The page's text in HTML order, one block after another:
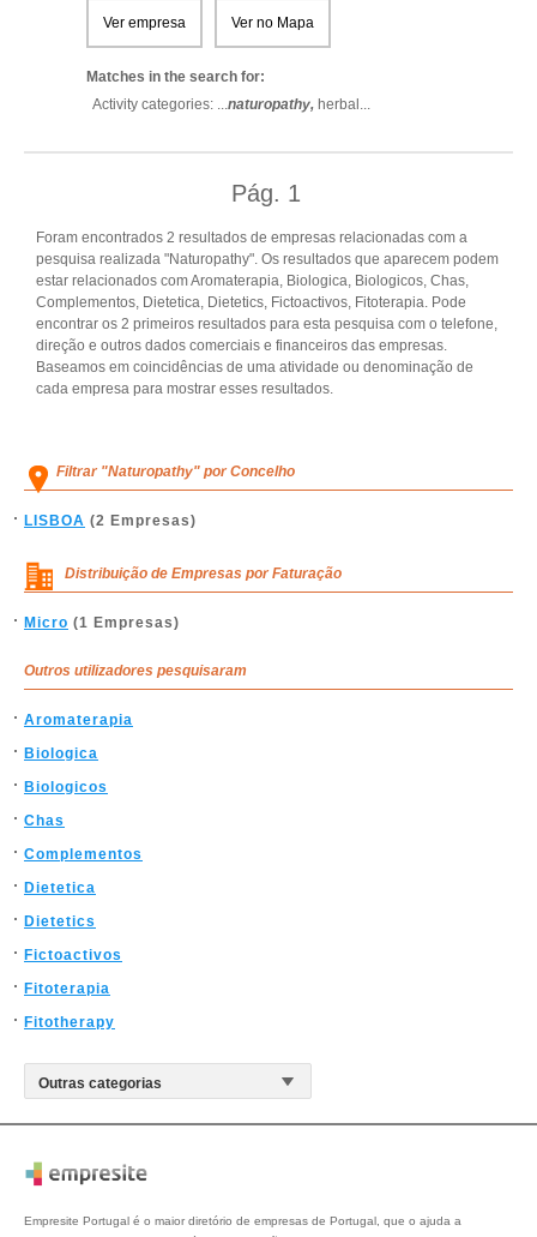
Ver empresa Ver no Mapa
Matches in the search for:
Activity categories: ...naturopathy, herbal ...
Pág. 1
Foram encontrados 2 resultados de empresas relacionadas com a
pesquisa realizada "Naturopathy". Os resultados que aparecem podem
estar relacionados com Aromaterapia, Biologica, Biologicos, Chas,
Complementos, Dietetica, Dietetics, Fictoactivos, Fitoterapia. Pode
encontrar os 2 primeiros resultados para esta pesquisa com o telefone,
direção e outros dados comerciais e financeiros das empresas.
Baseamos em coincidências de uma atividade ou denominação de
cada empresa para mostrar esses resultados.
Filtrar "Naturopathy" por Concelho
LISBOA (2 Empresas)
Distribuição de Empresas por Faturação
Micro (1 Empresas)
Outros utilizadores pesquisaram
Aromaterapia
Biologica
Biologicos
Chas
Complementos
Dietetica
Dietetics
Fictoactivos
Fitoterapia
Fitotherapy
Empresite Portugal é o maior diretório de empresas de Portugal, que o ajuda a